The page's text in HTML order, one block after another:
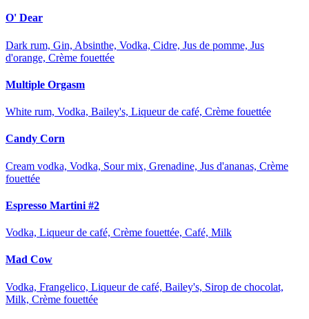
O' Dear
Dark rum, Gin, Absinthe, Vodka, Cidre, Jus de pomme, Jus
d'orange, Crème fouettée
Multiple Orgasm
White rum, Vodka, Bailey's, Liqueur de café, Crème fouettée
Candy Corn
Cream vodka, Vodka, Sour mix, Grenadine, Jus d'ananas, Crème
fouettée
Espresso Martini #2
Vodka, Liqueur de café, Crème fouettée, Café, Milk
Mad Cow
Vodka, Frangelico, Liqueur de café, Bailey's, Sirop de chocolat,
Milk, Crème fouettée